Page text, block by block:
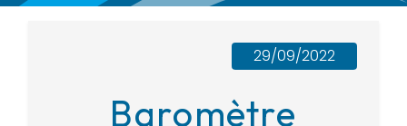
29/09/2022
Baromètre